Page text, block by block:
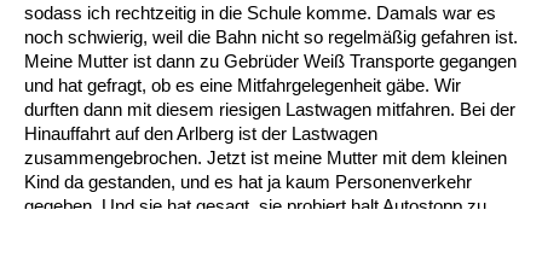
sodass ich rechtzeitig in die Schule komme. Damals war es
noch schwierig, weil die Bahn nicht so regelmäßig gefahren ist.
Meine Mutter ist dann zu Gebrüder Weiß Transporte gegangen
und hat gefragt, ob es eine Mitfahrgelegenheit gäbe. Wir
durften dann mit diesem riesigen Lastwagen mitfahren. Bei der
Hinauffahrt auf den Arlberg ist der Lastwagen
zusammengebrochen. Jetzt ist meine Mutter mit dem kleinen
Kind da gestanden, und es hat ja kaum Personenverkehr
gegeben. Und sie hat gesagt, sie probiert halt Autostopp zu